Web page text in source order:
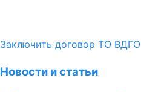
Заключить договор ТО ВДГО
Новости и статьи